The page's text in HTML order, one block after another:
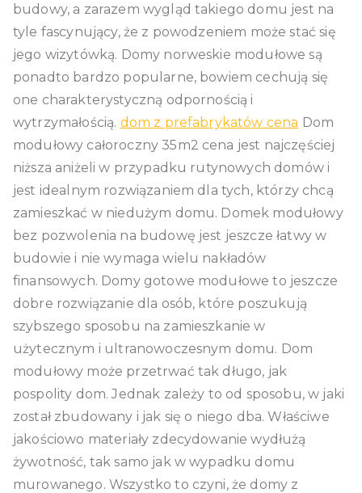
budowy, a zarazem wygląd takiego domu jest na
tyle fascynujący, że z powodzeniem może stać się
jego wizytówką. Domy norweskie modułowe są
ponadto bardzo popularne, bowiem cechują się
one charakterystyczną odpornością i
wytrzymałością. dom z prefabrykatów cena Dom
modułowy całoroczny 35m2 cena jest najczęściej
niższa aniżeli w przypadku rutynowych domów i
jest idealnym rozwiązaniem dla tych, którzy chcą
zamieszkać w niedużym domu. Domek modułowy
bez pozwolenia na budowę jest jeszcze łatwy w
budowie i nie wymaga wielu nakładów
finansowych. Domy gotowe modułowe to jeszcze
dobre rozwiązanie dla osób, które poszukują
szybszego sposobu na zamieszkanie w
użytecznym i ultranowoczesnym domu. Dom
modułowy może przetrwać tak długo, jak
pospolity dom. Jednak zależy to od sposobu, w jaki
został zbudowany i jak się o niego dba. Właściwe
jakościowo materiały zdecydowanie wydłużą
żywotność, tak samo jak w wypadku domu
murowanego. Wszystko to czyni, że domy z